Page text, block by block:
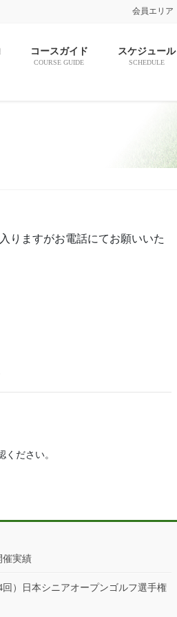
会員エリア
コースガイド
COURSE GUIDE
スケジュール
SCHEDULE
りますがお電話にてお願いいた
ださい。
催実績
回）日本シニアオープンゴルフ選手権